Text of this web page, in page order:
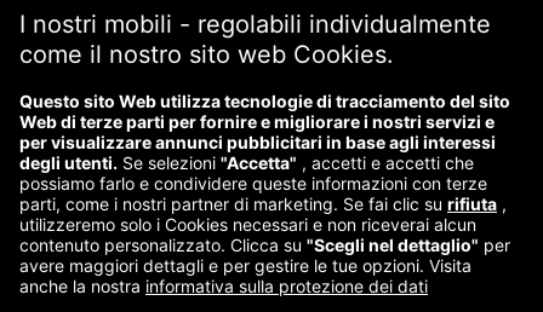
Impronta
Costi e condizioni di spedizione
Informativa sulla privacy
Politica di cancellazione
Contattateci
Reklamation starten
Vertrag widerrufen